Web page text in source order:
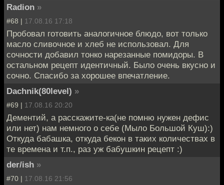
Radion »
#68 | 17.08.16 17:18
Пробовал готовить аналогичное блюдо, вот только
масло сливочное и хлеб не использовал. Для
сочности добавил тонко нарезанные помидоры. В
остальном рецепт идентичный. Было очень вкусно и
сочно. Спасибо за хорошее впечатление.
Dachnik(80level) »
#69 | 17.08.16 20:20
Дементий, а расскажите-ка(не помню нужен дефис
или нет) нам немного о себе (Мыло Большой Куш):)
Откуда бабашка, откуда бекон в таких количествах в
те времена и т.п., раз уж бабушкин рецепт :)
der/ish »
#70 | 17.08.16 21:56